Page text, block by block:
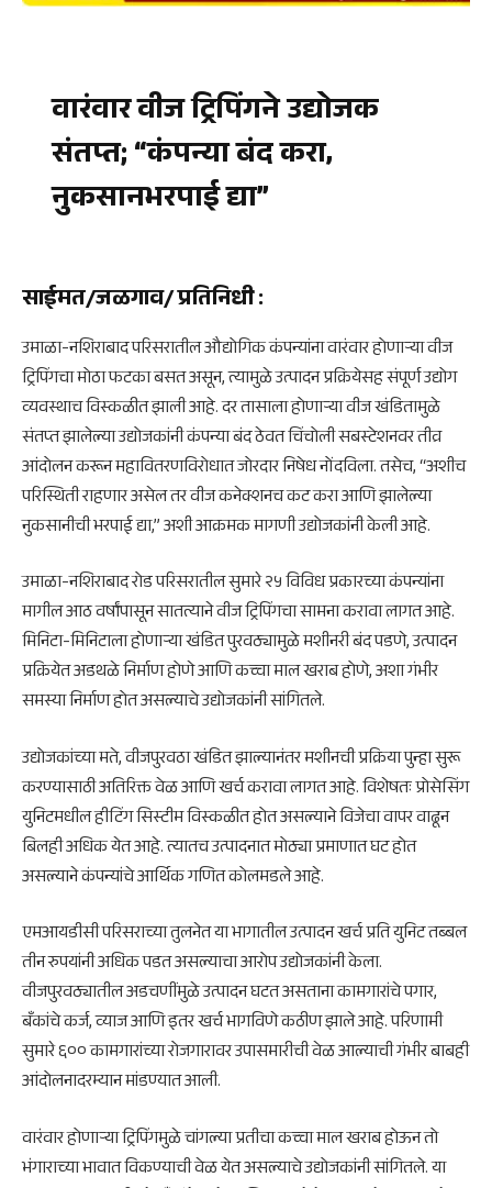
वारंवार वीज ट्रिपिंगने उद्योजक
संतप्त; “कंपन्या बंद करा,
नुकसानभरपाई द्या”
साईमत/जळगाव/ प्रतिनिधी:
उमाळा-नशिराबाद परिसरातील औद्योगिक कंपन्यांना वारंवार होणाऱ्या वीज
ट्रिपिंगचा मोठा फटका बसत असून, त्यामुळे उत्पादन प्रक्रियेसह संपूर्ण उद्योग
व्यवस्थाच विस्कळीत झाली आहे. दर तासाला होणाऱ्या वीज खंडितामुळे
संतप्त झालेल्या उद्योजकांनी कंपन्या बंद ठेवत चिंचोली सबस्टेशनवर तीव्र
आंदोलन करून महावितरणविरोधात जोरदार निषेध नोंदविला. तसेच, “अशीच
परिस्थिती राहणार असेल तर वीज कनेक्शनच कट करा आणि झालेल्या
नुकसानीची भरपाई द्या,” अशी आक्रमक मागणी उद्योजकांनी केली आहे.
उमाळा-नशिराबाद रोड परिसरातील सुमारे २५ विविध प्रकारच्या कंपन्यांना
मागील आठ वर्षांपासून सातत्याने वीज ट्रिपिंगचा सामना करावा लागत आहे.
मिनिटा-मिनिटाला होणाऱ्या खंडित पुरवठ्यामुळे मशीनरी बंद पडणे, उत्पादन
प्रक्रियेत अडथळे निर्माण होणे आणि कच्चा माल खराब होणे, अशा गंभीर
समस्या निर्माण होत असल्याचे उद्योजकांनी सांगितले.
उद्योजकांच्या मते, वीजपुरवठा खंडित झाल्यानंतर मशीनची प्रक्रिया पुन्हा सुरू
करण्यासाठी अतिरिक्त वेळ आणि खर्च करावा लागत आहे. विशेषतः प्रोसेसिंग
युनिटमधील हीटिंग सिस्टीम विस्कळीत होत असल्याने विजेचा वापर वाढून
बिलही अधिक येत आहे. त्यातच उत्पादनात मोठ्या प्रमाणात घट होत
असल्याने कंपन्यांचे आर्थिक गणित कोलमडले आहे.
एमआयडीसी परिसराच्या तुलनेत या भागातील उत्पादन खर्च प्रति युनिट तब्बल
तीन रुपयांनी अधिक पडत असल्याचा आरोप उद्योजकांनी केला.
वीजपुरवठ्यातील अडचणींमुळे उत्पादन घटत असताना कामगारांचे पगार,
बँकांचे कर्ज, व्याज आणि इतर खर्च भागविणे कठीण झाले आहे. परिणामी
सुमारे ६०० कामगारांच्या रोजगारावर उपासमारीची वेळ आल्याची गंभीर बाबही
आंदोलनादरम्यान मांडण्यात आली.
वारंवार होणाऱ्या ट्रिपिंगमुळे चांगल्या प्रतीचा कच्चा माल खराब होऊन तो
भंगाराच्या भावात विकण्याची वेळ येत असल्याचे उद्योजकांनी सांगितले. या